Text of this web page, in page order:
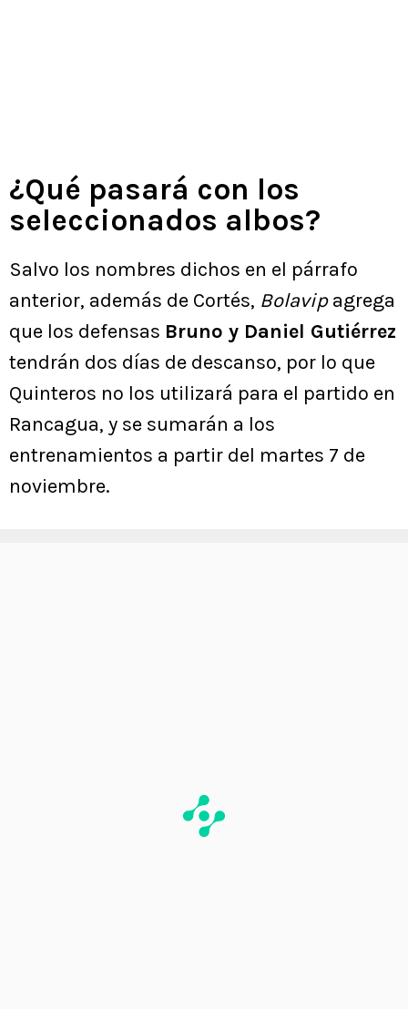
¿Qué pasará con los
seleccionados albos?
Salvo los nombres dichos en el párrafo
anterior, además de Cortés, Bolavipagrega
que los defensas Bruno y Daniel Gutiérrez
tendrán dos días de descanso, por lo que
Quinteros no los utilizará para el partido en
Rancagua, y se sumarán a los
entrenamientos a partir del martes 7 de
noviembre.